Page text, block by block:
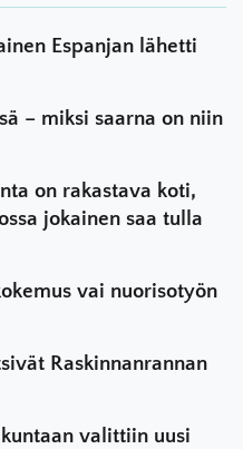
Espanjan lähetti
– miksi saarna on niin
on rakastava koti,
jokainen saa tulla
vai nuorisotyön
Raskinnanrannan
valittiin uusi